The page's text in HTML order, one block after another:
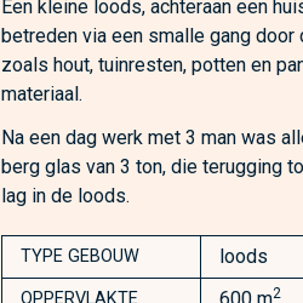
Een kleine loods, achteraan een
betreden via een smalle gang
zoals hout, tuinresten, potten en
materiaal.
Na een dag werk met 3 man was
berg glas van 3 ton, die terugging
lag in de loods.
TYPE GEBOUW loods
OPPERVLAKTE 2